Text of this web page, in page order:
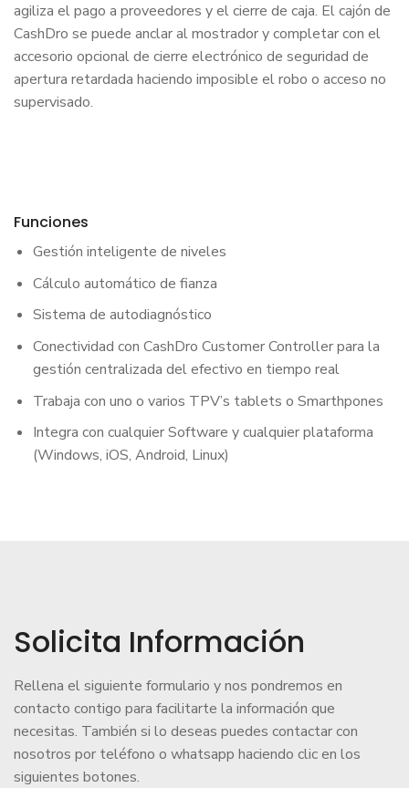
agiliza el pago a proveedores y el cierre de caja. El cajón de
CashDro se puede anclar al mostrador y completar con el
accesorio opcional de cierre electrónico de seguridad de
apertura retardada haciendo imposible el robo o acceso no
supervisado.
Funciones
Gestión inteligente de niveles
Cálculo automático de fianza
Sistema de autodiagnóstico
Conectividad con CashDro Customer Controller para la
gestión centralizada del efectivo en tiempo real
Trabaja con uno o varios TPV’s tablets o Smarthpones
Integra con cualquier Software y cualquier plataforma
(Windows, iOS, Android, Linux)
Solicita Información
Rellena el siguiente formulario y nos pondremos en
contacto contigo para facilitarte la información que
necesitas. También si lo deseas puedes contactar con
nosotros por teléfono o whatsapp haciendo clic en los
siguientes botones.